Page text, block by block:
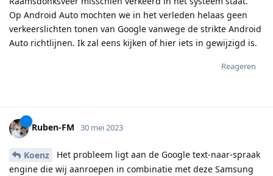
Op Android Auto mochten we in het verleden helaas geen
verkeerslichten tonen van Google vanwege de strikte Android
Auto richtlijnen. Ik zal eens kijken of hier iets in gewijzigd is.
Reageren
Ruben-FM 30 mei 2023
Koenz
Het probleem ligt aan de Google text-naar-spraak
engine die wij aanroepen in combinatie met deze Samsung